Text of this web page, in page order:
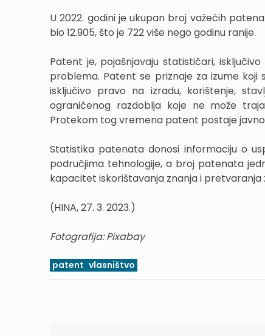
U 2022. godini je ukupan broj važećih
bio 12.905, što je 722 više nego godinu ranije.
Patent je, pojašnjavaju statističari,
problema. Patent se priznaje za izume koji
isključivo pravo na izradu, korištenje,
ograničenog razdoblja koje ne može
Protekom tog vremena patent postaje
Statistika patenata donosi informaciju o
područjima tehnologije, a broj patenata
kapacitet iskorištavanja znanja i pretvaranja
(HINA, 27. 3. 2023.)
Fotografija: Pixabay
patent vlasništvo